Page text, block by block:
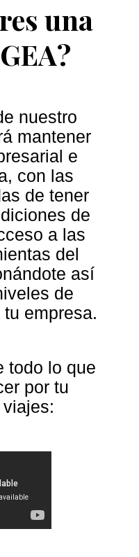
una
nuestro
mantener
e
con las
de tener
de
a las
del
así
de
empresa.
todo lo que
por tu